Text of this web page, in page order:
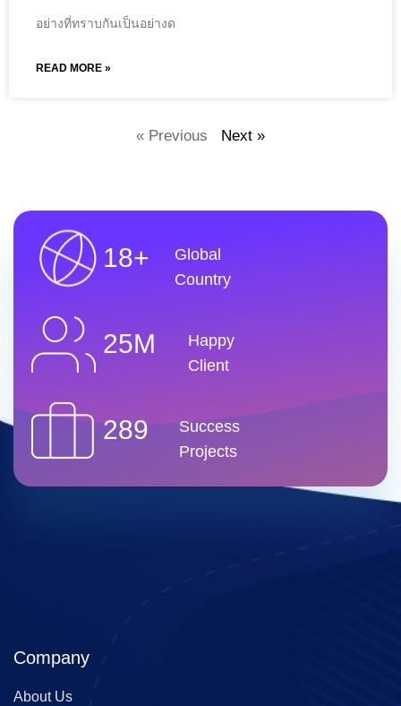
อย่างที่ทราบกันเป็นอย่างด
READ MORE »
« Previous Next »
18+
Global
Country
25M
Happy
Client
289
Success
Projects
Company
About Us